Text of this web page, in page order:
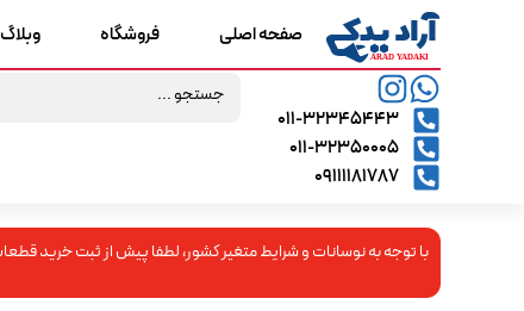
۰۱۱-۳۲۳۴۵۴۴۳
۰۱۱-۳۲۳۵۰۰۰۵
09111181787
صفحه اصلی فروشگاه وبلاگ
با توجه به نوسانات و شرایط متغیر کشور، لطفا پیش از ثبت خرید